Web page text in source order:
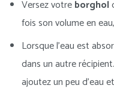
Versez votreborghol
fois son volume en eau,
Lorsque l’eau est
dans un autre
ajoutez un peu d’eau